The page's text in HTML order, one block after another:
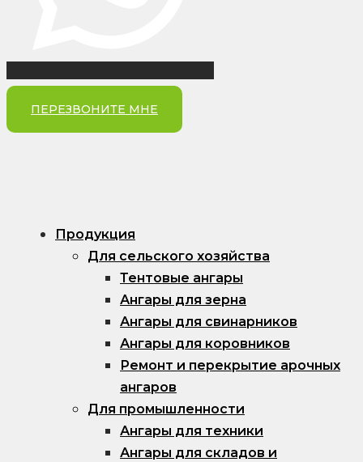
ПЕРЕЗВОНИТЕ МНЕ
Продукция
Для сельского хозяйства
Тентовые ангары
Ангары для зерна
Ангары для свинарников
Ангары для коровников
Ремонт и перекрытие арочных
ангаров
Для промышленности
Ангары для техники
Ангары для складов и